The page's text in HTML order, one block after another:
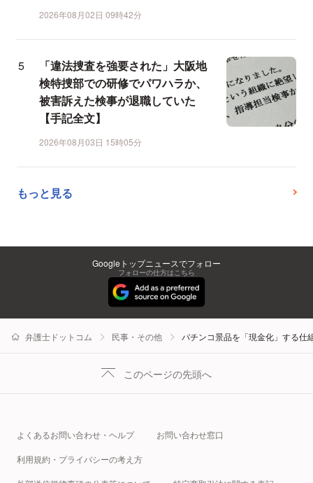
2026年08月02日 09時42分
「違法捜査を強要された」大阪地
検特捜部での研修でパワハラか、
被害訴えた検事が退職していた
【手記全文】
2026年08月03日 15時05分
もっと見る
Googleトップニュースでフォロー
フォローの仕方はこちら
弁護士ドットコム 民事・その他 パチンコ景品を「現金化」する仕
このページの先頭へ
よくあるお問い合わせ・ヘルプ お問い合わせ窓口
利用規約・プライバシーの考え方